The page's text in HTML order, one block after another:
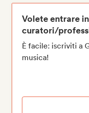
Volete entrare
curatori/
È facile: iscriviti a
musica!